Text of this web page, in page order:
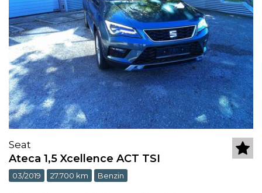
Seat
Ateca 1,5 Xcellence ACT TSI
03/2019 27.700 km Benzin